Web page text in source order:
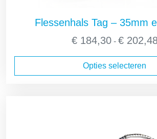
Flessenhals Tag – 35mm
€184,30 - €
Opties selecteren